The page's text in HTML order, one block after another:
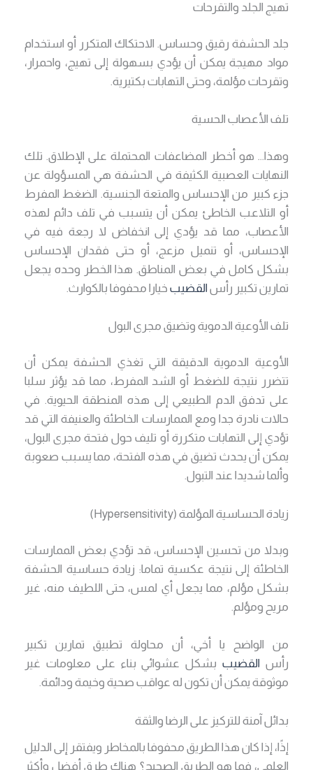
تهيج الجلد والتقرحات
جلد الحشفة رقيق وحساس. الاحتكاك المتكرر أو استخدام
مواد مهيجة يمكن أن يؤدي بسهولة إلى تهيج، واحمرار،
وتقرحات مؤلمة، وحتى التهابات بكتيرية.
تلف الأعصاب الحسية
وهذا… هو أخطر المضاعفات المحتملة على الإطلاق. تلك
النهايات العصبية الكثيفة في الحشفة هي المسؤولة عن
جزء كبير من الإحساس والمتعة الجنسية. الضغط المفرط
أو التلاعب الخاطئ يمكن أن يتسبب في تلف دائم لهذه
الأعصاب، مما قد يؤدي إلى انخفاض لا رجعة فيه في
الإحساس، أو تنميل مزعج، أو حتى فقدان الإحساس
بشكل كامل في بعض المناطق. هذا الخطر وحده يجعل
تمارين تكبير رأسالقضيب خيارا محفوفا بالكوارث.
تلف الأوعية الدموية وتضيق مجرى البول
الأوعية الدموية الدقيقة التي تغذي الحشفة يمكن أن
تتضرر نتيجة للضغط أو الشد المفرط، مما قد يؤثر سلبا
على تدفق الدم الطبيعي إلى هذه المنطقة الحيوية. في
حالات نادرة جدا ومع الممارسات الخاطئة والعنيفة التي قد
تؤدي إلى التهابات متكررة أو تليف حول فتحة مجرى البول،
يمكن أن يحدث تضيق في هذه الفتحة، مما يسبب صعوبة
وألما شديدا عند التبول.
زيادة الحساسية المؤلمة (Hypersensitivity)
وبدلا من تحسين الإحساس، قد تؤدي بعض الممارسات
الخاطئة إلى نتيجة عكسية تماما: زيادة حساسية الحشفة
بشكل مؤلم، مما يجعل أي لمس، حتى اللطيف منه، غير
مريح ومؤلم.
من الواضح يا أخي، أن محاولة تطبيق تمارين تكبير
رأس القضيببشكل عشوائي بناء على معلومات غير
موثوقة يمكن أن تكون له عواقب صحية وخيمة ودائمة.
بدائل آمنة للتركيز على الرضا والثقة
إذًا، إذا كان هذا الطريق محفوفا بالمخاطر ويفتقر إلى الدليل
العلمي، فما هو الطريق الصحيح؟ هناك طرق أفضل وأكثر